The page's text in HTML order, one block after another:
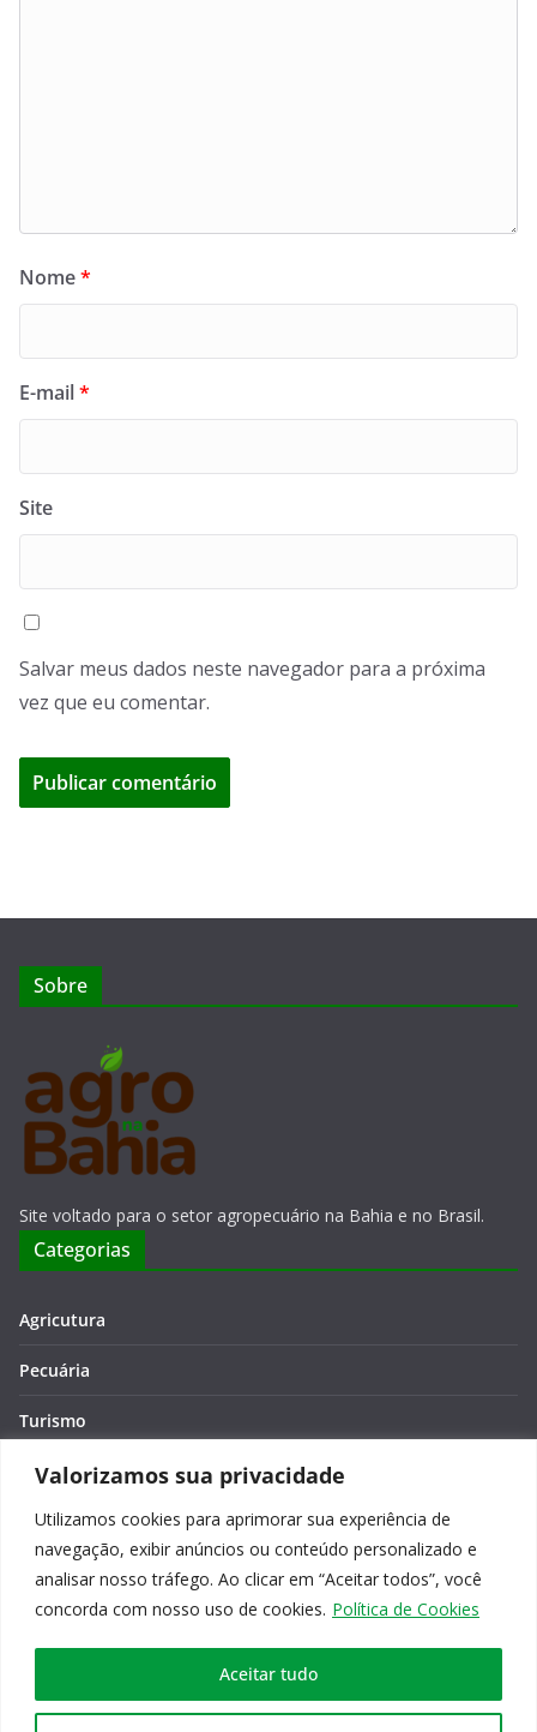
Valorizamos sua privacidade
Utilizamos cookies para aprimorar sua experiência de
navegação, exibir anúncios ou conteúdo personalizado e
analisar nosso tráfego. Ao clicar em “Aceitar todos”, você
concorda com nosso uso de cookies. Política de Cookies
Aceitar tudo
Nome*
E-mail*
Site
Salvar meus dados neste navegador para a próxima
vez que eu comentar.
Sobre
Site voltado para o setor agropecuário na Bahia e no Brasil.
Categorias
Agricutura
Pecuária
Turismo
Economia
Meio Ambiente
Editora: Verônica Macêdo
Copyright © 2026Agro na Bahia. Todos os direitos reservados.